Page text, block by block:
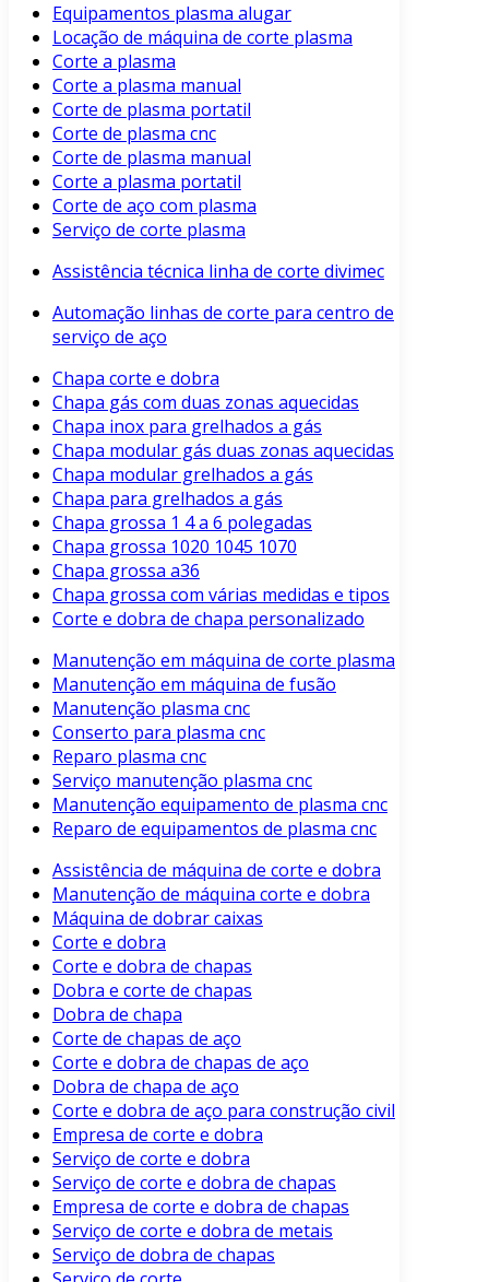
Equipamentos plasma alugar
Locação de máquina de corte plasma
Corte a plasma
Corte a plasma manual
Corte de plasma portatil
Corte de plasma cnc
Corte de plasma manual
Corte a plasma portatil
Corte de aço com plasma
Serviço de corte plasma
Assistência técnica linha de corte divimec
Automação linhas de corte para centro de
serviço de aço
Chapa corte e dobra
Chapa gás com duas zonas aquecidas
Chapa inox para grelhados a gás
Chapa modular gás duas zonas aquecidas
Chapa modular grelhados a gás
Chapa para grelhados a gás
Chapa grossa 1 4 a 6 polegadas
Chapa grossa 1020 1045 1070
Chapa grossa a36
Chapa grossa com várias medidas e tipos
Corte e dobra de chapa personalizado
Manutenção em máquina de corte plasma
Manutenção em máquina de fusão
Manutenção plasma cnc
Conserto para plasma cnc
Reparo plasma cnc
Serviço manutenção plasma cnc
Manutenção equipamento de plasma cnc
Reparo de equipamentos de plasma cnc
Assistência de máquina de corte e dobra
Manutenção de máquina corte e dobra
Máquina de dobrar caixas
Corte e dobra
Corte e dobra de chapas
Dobra e corte de chapas
Dobra de chapa
Corte de chapas de aço
Corte e dobra de chapas de aço
Dobra de chapa de aço
Corte e dobra de aço para construção civil
Empresa de corte e dobra
Serviço de corte e dobra
Serviço de corte e dobra de chapas
Empresa de corte e dobra de chapas
Serviço de corte e dobra de metais
Serviço de dobra de chapas